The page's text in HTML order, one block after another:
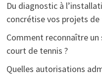
Du diagnostic à
concrétise vos projets
Comment reconnaître
court de tennis ?
Quelles autorisations